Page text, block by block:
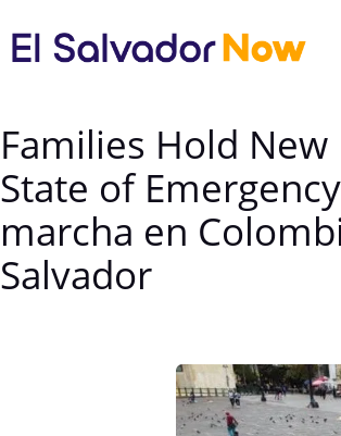
Families Hold
State of
marcha en
Salvador